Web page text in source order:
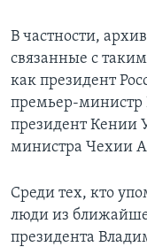
В частности,
связанные с
как президент
премьер-министр
президент Кении
министра Чехии
Среди тех, кто
люди из
президента